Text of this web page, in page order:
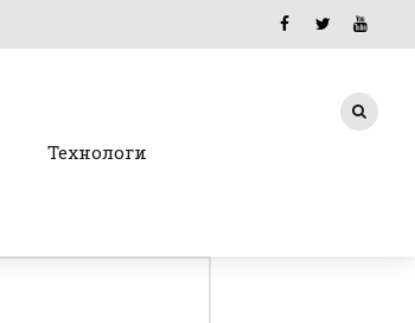
Технологи